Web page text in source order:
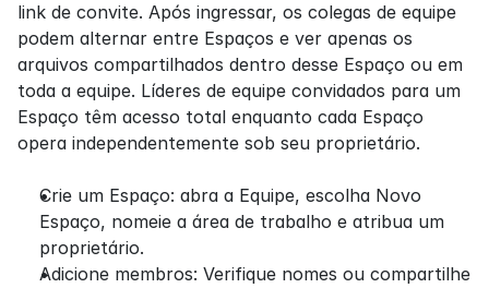
link de convite. Após ingressar, os colegas de equipe
podem alternar entre Espaços e ver apenas os
arquivos compartilhados dentro desse Espaço ou em
toda a equipe. Líderes de equipe convidados para um
Espaço têm acesso total enquanto cada Espaço
opera independentemente sob seu proprietário.
Crie um Espaço: abra a Equipe, escolha Novo
Espaço, nomeie a área de trabalho e atribua um
proprietário.
Adicione membros: Verifique nomes ou compartilhe